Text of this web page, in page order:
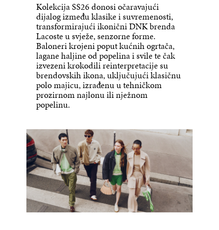
Kolekcija SS26 donosi očaravajući
dijalog između klasike i suvremenosti,
transformirajući ikonični DNK brenda
Lacoste u svježe, senzorne forme.
Baloneri krojeni poput kućnih ogrtača,
lagane haljine od popelina i svile te čak
izvezeni krokodili reinterpretacije su
brendovskih ikona, uključujući klasičnu
polo majicu, izrađenu u tehničkom
prozirnom najlonu ili nježnom
popelinu.